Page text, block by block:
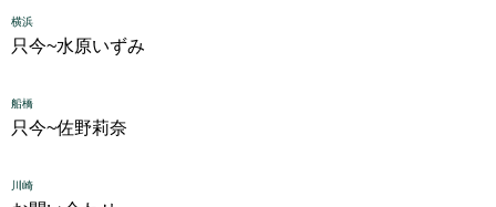
横浜
只今~水原いずみ
船橋
只今~佐野莉奈
川崎